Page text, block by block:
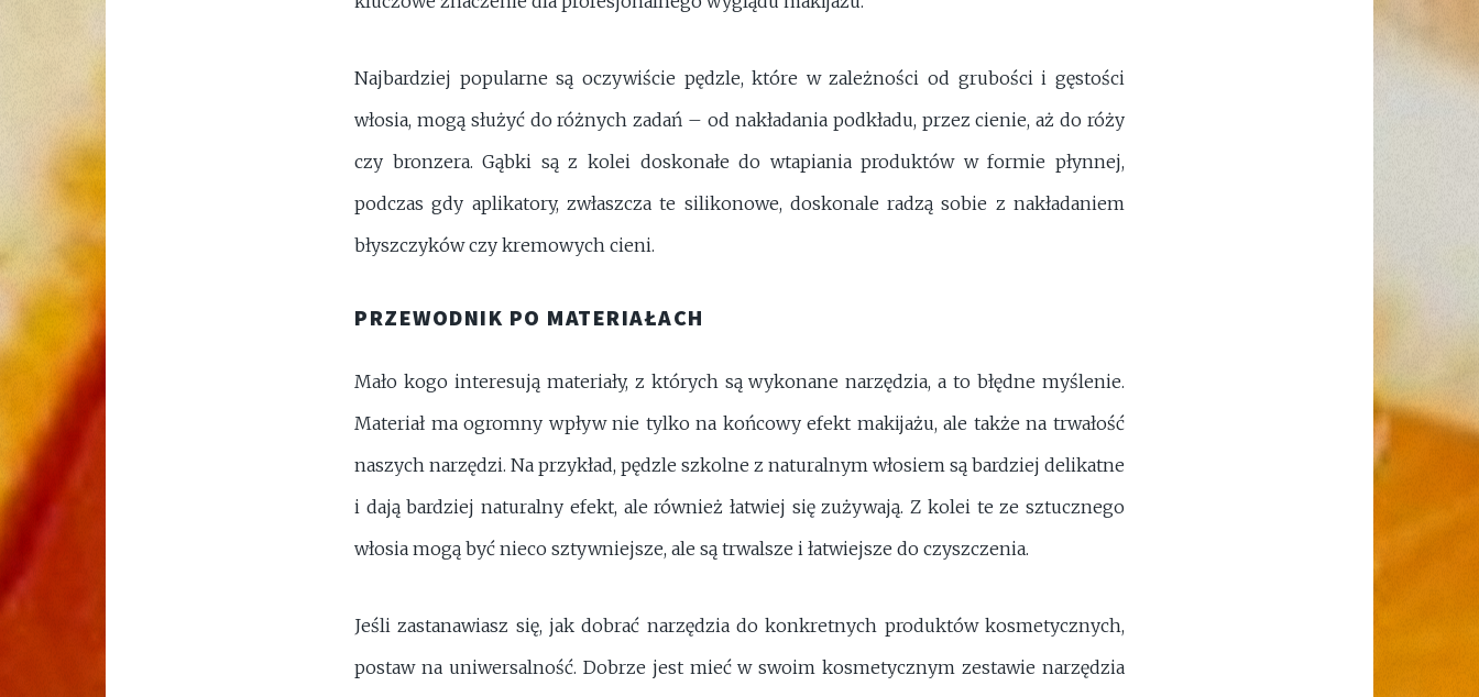
Najbardziej popularne są oczywiście pędzle, które w zależności od grubości i gęstości
włosia, mogą służyć do różnych zadań – od nakładania podkładu, przez cienie, aż do róży
czy bronzera. Gąbki są z kolei doskonałe do wtapiania produktów w formie płynnej,
podczas gdy aplikatory, zwłaszcza te silikonowe, doskonale radzą sobie z nakładaniem
błyszczyków czy kremowych cieni.
PRZEWODNIK PO MATERIAŁACH
Mało kogo interesują materiały, z których są wykonane narzędzia, a to błędne myślenie.
Materiał ma ogromny wpływ nie tylko na końcowy efekt makijażu, ale także na trwałość
naszych narzędzi. Na przykład, pędzle szkolne z naturalnym włosiem są bardziej delikatne
i dają bardziej naturalny efekt, ale również łatwiej się zużywają. Z kolei te ze sztucznego
włosia mogą być nieco sztywniejsze, ale są trwalsze i łatwiejsze do czyszczenia.
Jeśli zastanawiasz się, jak dobrać narzędzia do konkretnych produktów kosmetycznych,
postaw na uniwersalność. Dobrze jest mieć w swoim kosmetycznym zestawie narzędzia